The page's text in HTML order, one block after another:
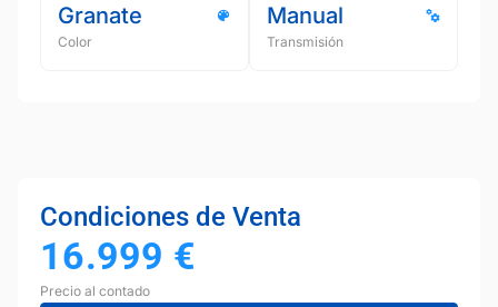
Granate
Color
Manual
Transmisión
Condiciones de Venta
16.999 €
Precio al contado